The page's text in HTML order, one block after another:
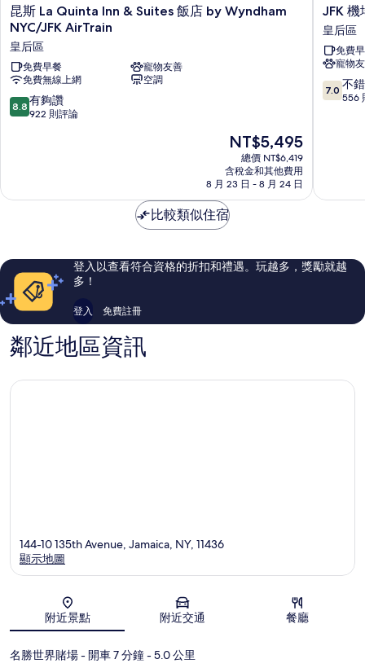
昆
斯
La
Quinta
Inn
&
Suites
飯
皇
昆斯 La Quinta Inn & Suites 飯店 by Wyndham
NYC/JFK AirTrain
皇后區
免費早餐
寵物友善
免費無線上網
空調
8.8
分，
夠
評
論
8.8 有夠讚
922 則評論
現
價
格
為
NT$5,495
NT$5,495
總價 NT$6,419
含稅金和其他費用
8 月 23 日 - 8 月 24 日
JFK
機
場
洛
克
威
大
后
JFK
皇后區
免費
寵物
7.0
分，
哦，
論
7.0 不
556
比較類似住宿
登入以查看符合資格的折扣和禮遇。玩越多，獎勵就越
多！
登入 免費註冊
鄰近地區資訊
地圖
144-10 135th Avenue, Jamaica, NY, 11436
顯示地圖
附近景點 附近交通 餐廳
名勝世界賭場- 開車 7 分鐘- 5.0 公里